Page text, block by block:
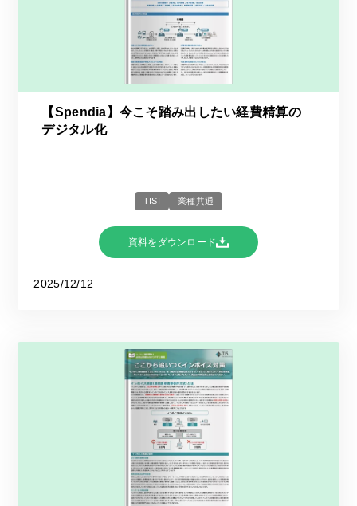
【Spendia】今こそ踏み出したい経費精算の
デジタル化
TISI 業種共通
資料をダウンロード
2025/12/12